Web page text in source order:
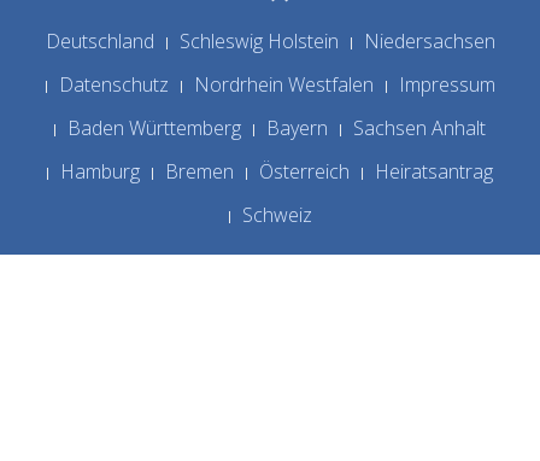
Deutschland Schleswig Holstein
Niedersachsen
Datenschutz
Nordrhein Westfalen
Impressum
Baden Württemberg
Bayern
Sachsen Anhalt
Hamburg
Bremen Österreich
Heiratsantrag
Schweiz